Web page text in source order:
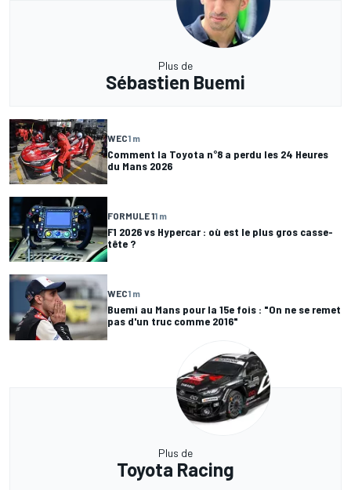
Plus de
Sébastien Buemi
WEC1 m
Comment la Toyota n°8 a perdu les 24 Heures
du Mans 2026
FORMULE 11 m
F1 2026 vs Hypercar : où est le plus gros casse-
tête ?
WEC1 m
Buemi au Mans pour la 15e fois : "On ne se remet
pas d'un truc comme 2016"
Plus de
Toyota Racing